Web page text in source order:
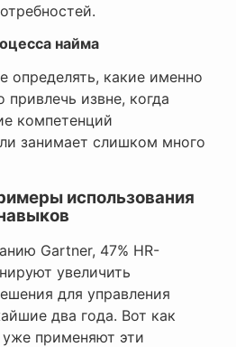
найма
определять, какие именно
извне, когда
компетенций
занимает слишком много
использования
Gartner, 47% HR-
увеличить
для управления
два года. Вот как
применяют эти